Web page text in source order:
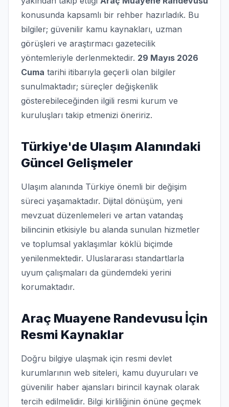
konusunda kapsamlı bir rehber hazırladık. Bu
bilgiler; güvenilir kamu kaynakları, uzman
görüşleri ve araştırmacı gazetecilik
yöntemleriyle derlenmektedir. 29 Mayıs 2026
Cuma tarihi itibarıyla geçerli olan bilgiler
sunulmaktadır; süreçler değişkenlik
gösterebileceğinden ilgili resmi kurum ve
kuruluşları takip etmenizi öneririz.
Türkiye'de Ulaşım Alanındaki
Güncel Gelişmeler
Ulaşım alanında Türkiye önemli bir değişim
süreci yaşamaktadır. Dijital dönüşüm, yeni
mevzuat düzenlemeleri ve artan vatandaş
bilincinin etkisiyle bu alanda sunulan hizmetler
ve toplumsal yaklaşımlar köklü biçimde
yenilenmektedir. Uluslararası standartlarla
uyum çalışmaları da gündemdeki yerini
korumaktadır.
Araç Muayene Randevusu İçin
Resmi Kaynaklar
Doğru bilgiye ulaşmak için resmi devlet
kurumlarının web siteleri, kamu duyuruları ve
güvenilir haber ajansları birincil kaynak olarak
tercih edilmelidir. Bilgi kirliliğinin önüne geçmek